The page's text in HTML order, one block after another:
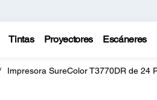
Tintas Proyectores Escáneres
Impresora SureColor T3770DR de 24